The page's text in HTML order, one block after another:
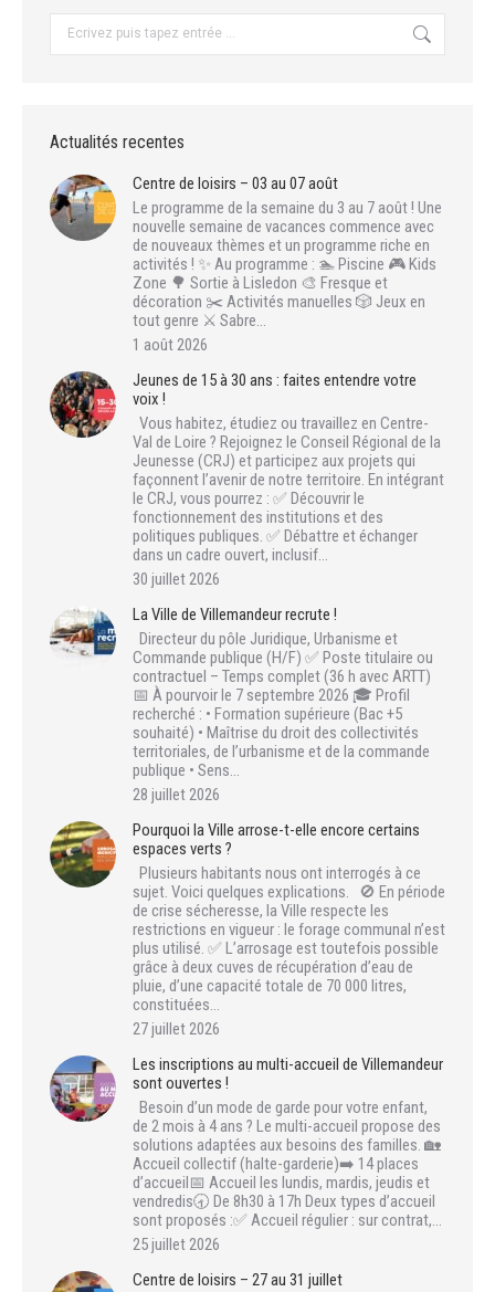
Actualités recentes
Centre de loisirs – 03 au 07 août
Le programme de la semaine du 3 au 7 août ! Une
nouvelle semaine de vacances commence avec
de nouveaux thèmes et un programme riche en
activités ! ✨ Au programme : 🏊 Piscine 🎮 Kids
Zone 🌳 Sortie à Lisledon 🎨 Fresque et
décoration ✂️ Activités manuelles 🎲 Jeux en
tout genre ⚔️ Sabre…
1 août 2026
Jeunes de 15 à 30 ans : faites entendre votre
voix !
Vous habitez, étudiez ou travaillez en Centre-
Val de Loire ? Rejoignez le Conseil Régional de la
Jeunesse (CRJ) et participez aux projets qui
façonnent l’avenir de notre territoire. En intégrant
le CRJ, vous pourrez : ✅ Découvrir le
fonctionnement des institutions et des
politiques publiques. ✅ Débattre et échanger
dans un cadre ouvert, inclusif…
30 juillet 2026
La Ville de Villemandeur recrute !
Directeur du pôle Juridique, Urbanisme et
Commande publique (H/F) ✅ Poste titulaire ou
contractuel – Temps complet (36 h avec ARTT)
📅 À pourvoir le 7 septembre 2026 🎓 Profil
recherché : • Formation supérieure (Bac +5
souhaité) • Maîtrise du droit des collectivités
territoriales, de l’urbanisme et de la commande
publique • Sens…
28 juillet 2026
Pourquoi la Ville arrose-t-elle encore certains
espaces verts ?
Plusieurs habitants nous ont interrogés à ce
sujet. Voici quelques explications. 🚫 En période
de crise sécheresse, la Ville respecte les
restrictions en vigueur : le forage communal n’est
plus utilisé. ✅ L’arrosage est toutefois possible
grâce à deux cuves de récupération d’eau de
pluie, d’une capacité totale de 70 000 litres,
constituées…
27 juillet 2026
Les inscriptions au multi-accueil de Villemandeur
sont ouvertes !
Besoin d’un mode de garde pour votre enfant,
de 2 mois à 4 ans ? Le multi-accueil propose des
solutions adaptées aux besoins des familles. 🏡
Accueil collectif (halte-garderie)➡️ 14 places
d’accueil📅 Accueil les lundis, mardis, jeudis et
vendredis🕣 De 8h30 à 17h Deux types d’accueil
sont proposés :✅ Accueil régulier : sur contrat,…
25 juillet 2026
Centre de loisirs – 27 au 31 juillet